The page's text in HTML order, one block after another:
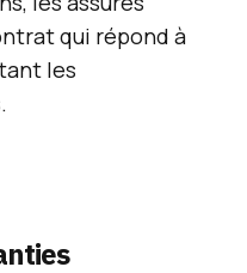
qui répond à
les